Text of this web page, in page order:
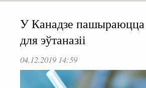
У Канадзе пашыраюцца
для эўтаназіі
04.12.2019 14:59